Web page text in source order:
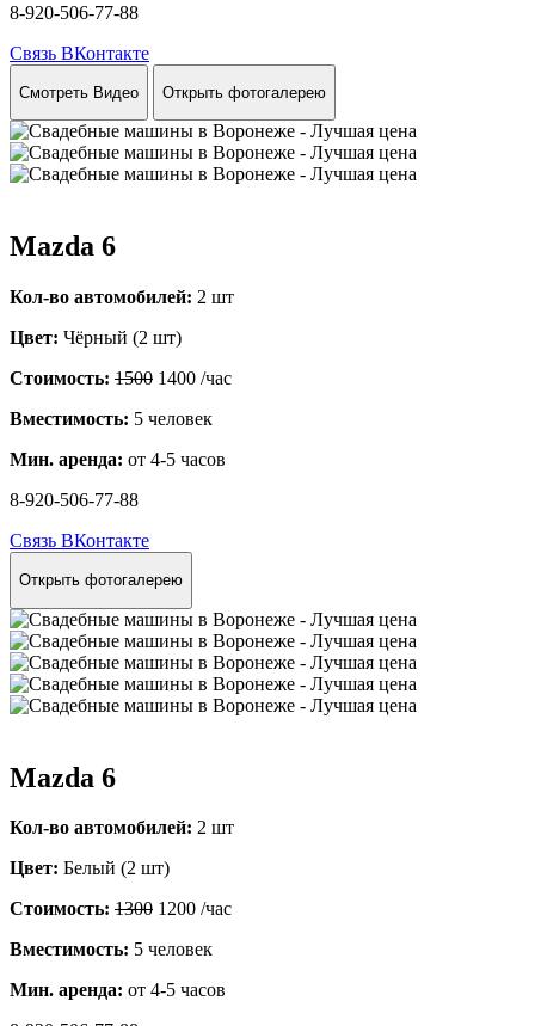
8-920-506-77-88
Связь ВКонтакте
Смотреть Видео Открыть фотогалерею
Mazda 6
Кол-во автомобилей: 2 шт
Цвет: Чёрный (2 шт)
Стоимость: 1500 1400 /час
Вместимость: 5 человек
Мин. аренда: от 4-5 часов
8-920-506-77-88
Связь ВКонтакте
Открыть фотогалерею
Mazda 6
Кол-во автомобилей: 2 шт
Цвет: Белый (2 шт)
Стоимость: 1300 1200 /час
Вместимость: 5 человек
Мин. аренда: от 4-5 часов